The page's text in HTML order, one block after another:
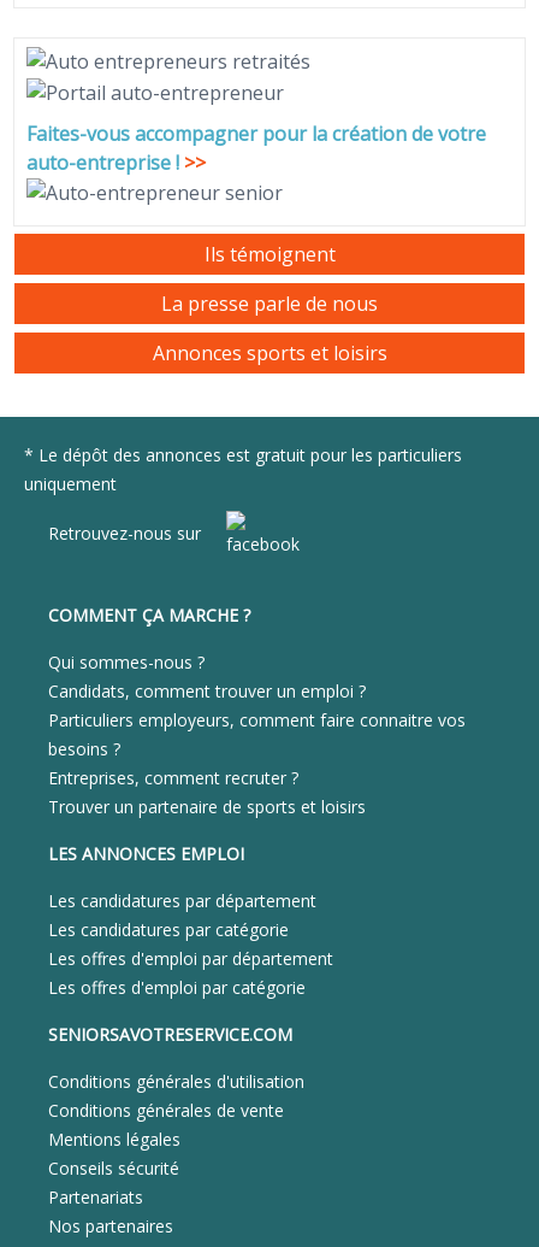
Faites-vous accompagner pour la création de votre
auto-entreprise! >>
Ils témoignent
La presse parle de nous
Annonces sports et loisirs
* Le dépôt des annonces est gratuit pour les particuliers
uniquement
Retrouvez-nous sur
COMMENT ÇA MARCHE ?
Qui sommes-nous ?
Candidats, comment trouver un emploi ?
Particuliers employeurs, comment faire connaitre vos
besoins ?
Entreprises, comment recruter ?
Trouver un partenaire de sports et loisirs
LES ANNONCES EMPLOI
Les candidatures par département
Les candidatures par catégorie
Les offres d'emploi par département
Les offres d'emploi par catégorie
SENIORSAVOTRESERVICE.COM
Conditions générales d'utilisation
Conditions générales de vente
Mentions légales
Conseils sécurité
Partenariats
Nos partenaires